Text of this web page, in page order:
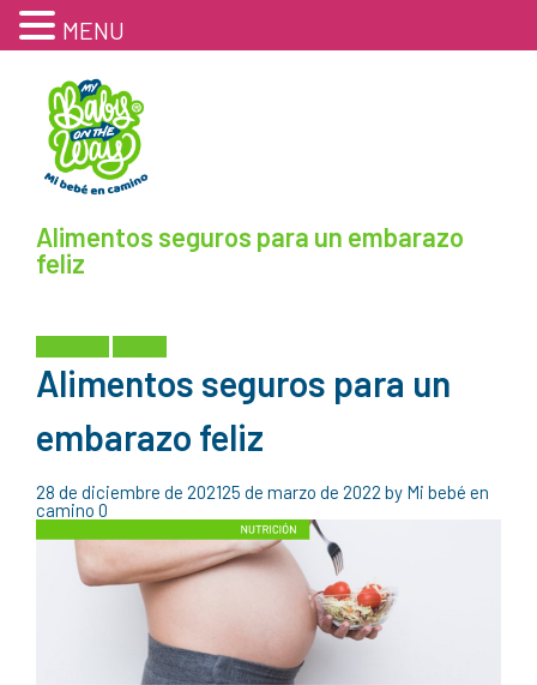
Alimentos seguros para un embarazo
feliz
Alimentos seguros para un
embarazo feliz
28 de diciembre de 202125 de marzo de 2022 by Mi bebé en
camino 0
MENU